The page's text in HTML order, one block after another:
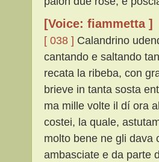
[Voice: fiammetta ]
[ 038 ] Calandrino
cantando e saltando
recata la ribeba, con
brieve in tanta sosta
ma mille volte il dí ora
costei, la quale,
molto bene ne gli dava
ambasciate e da parte